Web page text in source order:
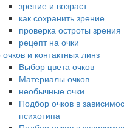
зрение и возраст
как сохранить зрение
проверка остроты зрения
рецепт на очки
и контактных линз
Выбор цвета очков
Материалы очков
необычные очки
Подбор очков в
психотипа